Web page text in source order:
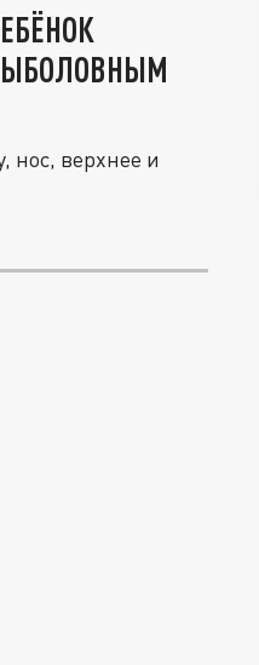
нос, верхнее и